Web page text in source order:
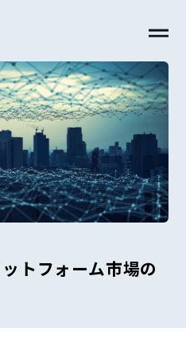
トフォーム市場の